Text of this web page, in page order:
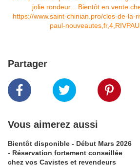
Partager
Vous aimerez aussi
Bientôt disponible - Début Mars 2026
- Réservation fortement conseillée
chez vos Cavistes et revendeurs